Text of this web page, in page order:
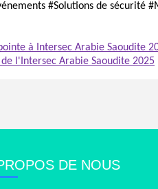
#Solutions de sécurité
à Intersec Arabie Saoudite
l'Intersec Arabie Saoudite 2025
DE NOUS